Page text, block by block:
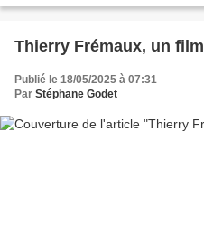
Thierry Frémaux, un
Publié le 18/05/2025 à 07:31
Par Stéphane Godet